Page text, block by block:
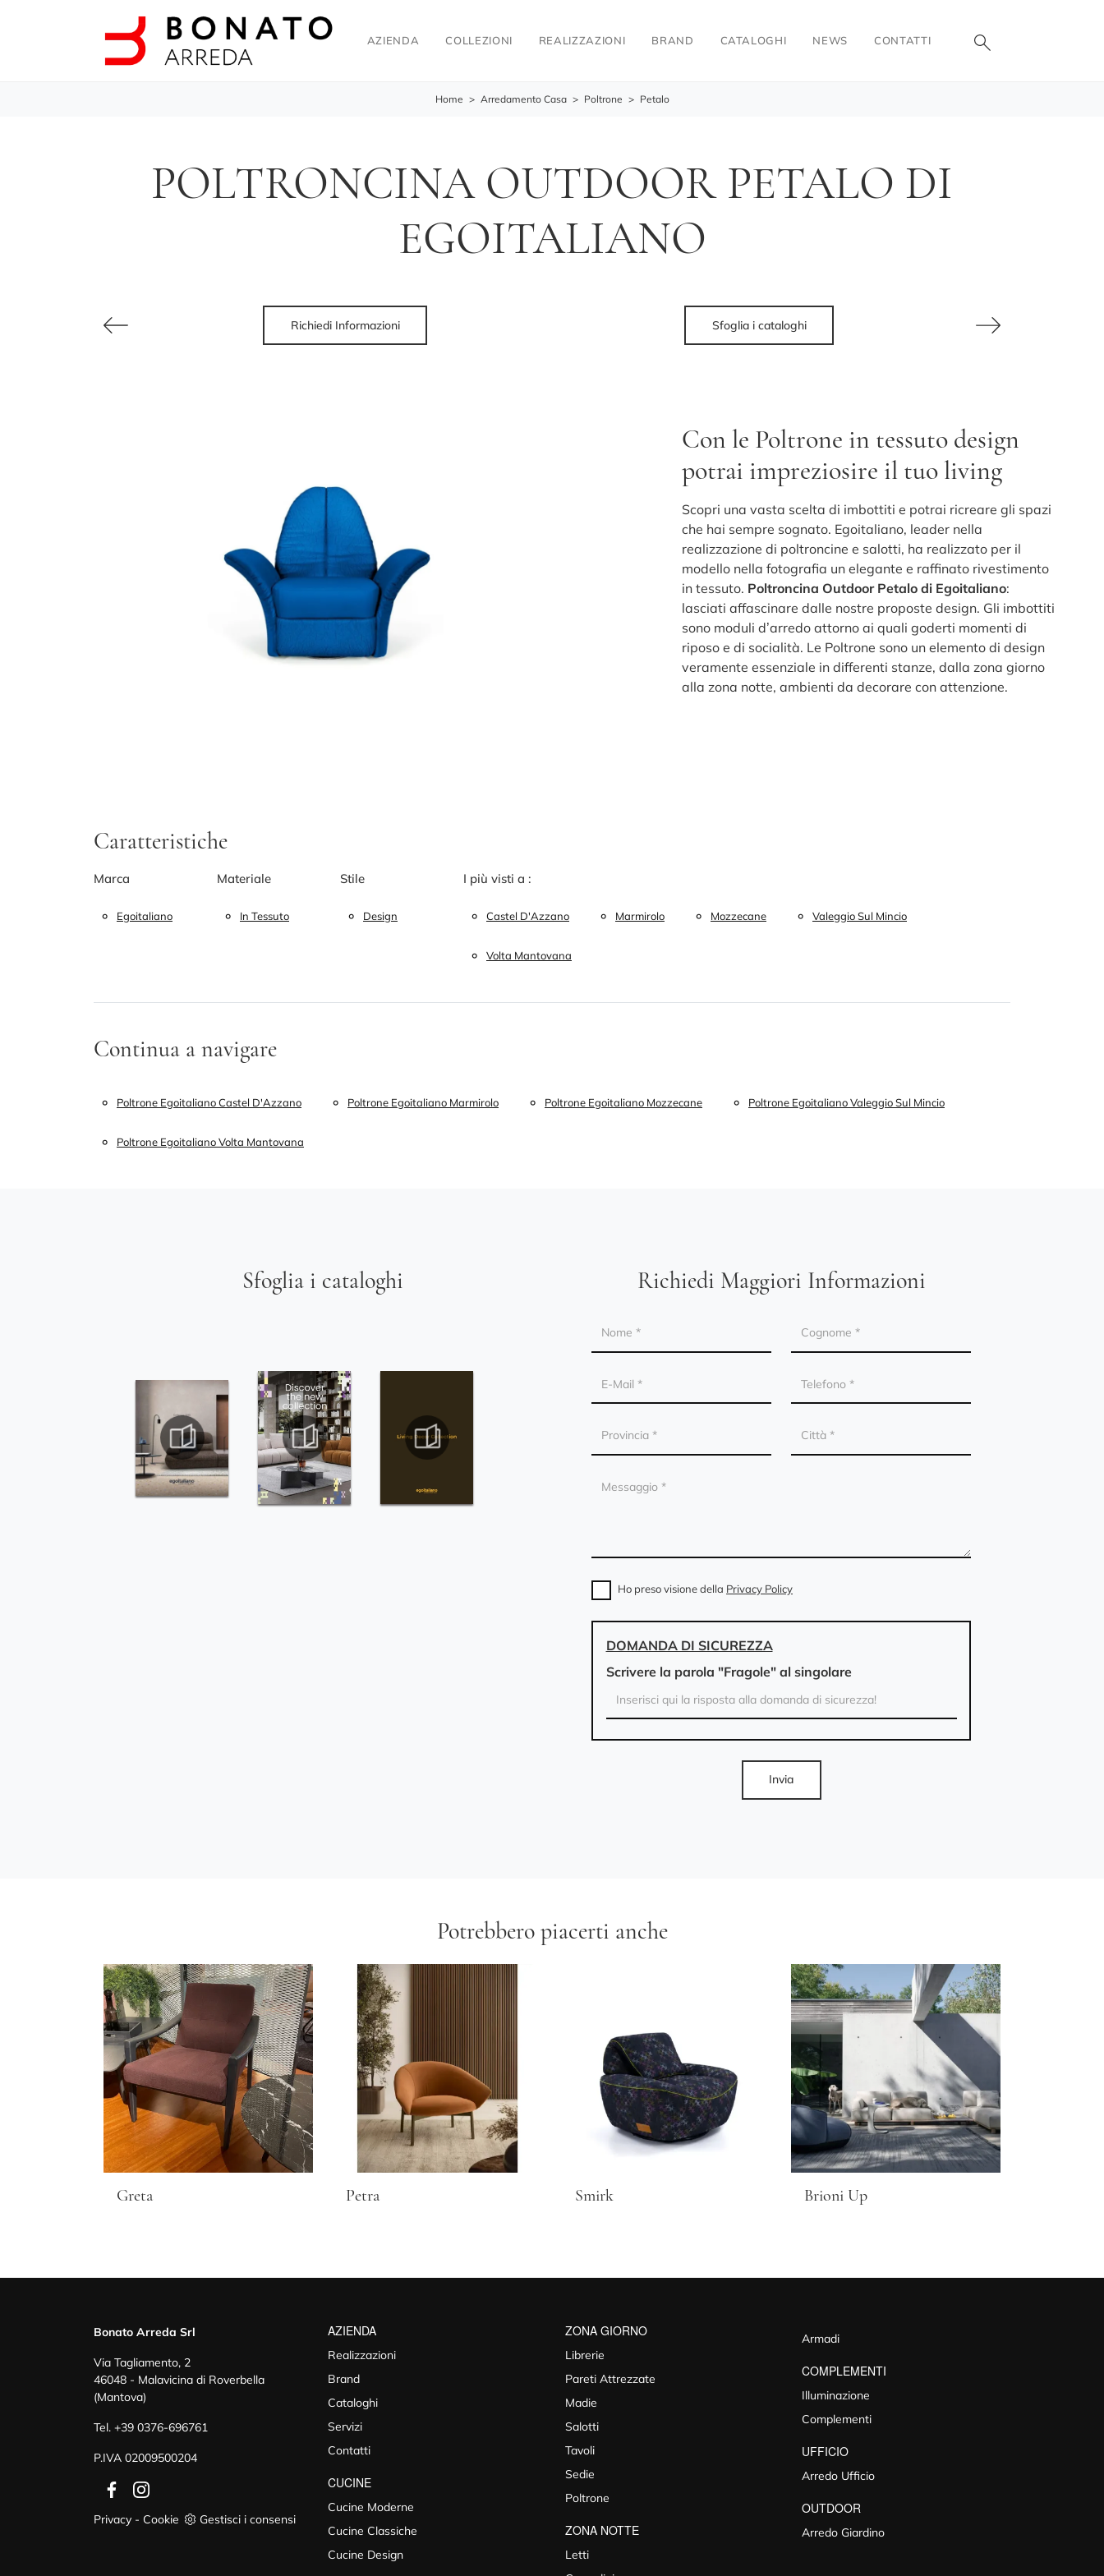
AZIENDA COLLEZIONI REALIZZAZIONI BRAND CATALOGHI NEWS CONTATTI
Home > Arredamento Casa > Poltrone > Petalo
POLTRONCINA OUTDOOR PETALO DI
EGOITALIANO
Richiedi Informazioni Sfoglia i cataloghi
Con le Poltrone in tessuto design
potrai impreziosire il tuo living
Scopri una vasta scelta di imbottiti e potrai ricreare gli spazi
che hai sempre sognato. Egoitaliano, leader nella
realizzazione di poltroncine e salotti, ha realizzato per il
modello nella fotografia un elegante e raffinato rivestimento
in tessuto. Poltroncina Outdoor Petalo di Egoitaliano:
lasciati affascinare dalle nostre proposte design. Gli imbottiti
sono moduli d’arredo attorno ai quali goderti momenti di
riposo e di socialità. Le Poltrone sono un elemento di design
veramente essenziale in differenti stanze, dalla zona giorno
alla zona notte, ambienti da decorare con attenzione.
Caratteristiche
Marca
Egoitaliano
Materiale
In Tessuto
Stile
Design
I più visti a :
Castel D'Azzano Marmirolo Mozzecane Valeggio Sul Mincio
Volta Mantovana
Continua a navigare
Poltrone Egoitaliano Castel D'Azzano Poltrone Egoitaliano Marmirolo Poltrone Egoitaliano Mozzecane Poltrone Egoitaliano Valeggio Sul Mincio
Poltrone Egoitaliano Volta Mantovana
Sfoglia i cataloghi Richiedi Maggiori Informazioni
Ho preso visione della Privacy Policy
DOMANDA DI SICUREZZA
Scrivere la parola "Fragole" al singolare
Invia
Potrebbero piacerti anche
Greta Petra Smirk Brioni Up
Bonato Arreda Srl
Via Tagliamento, 2
46048 - Malavicina di Roverbella
(Mantova)
Tel. +39 0376-696761
P.IVA 02009500204
Privacy - Cookie Gestisci i consensi
AZIENDA
Realizzazioni
Brand
Cataloghi
Servizi
Contatti
CUCINE
Cucine Moderne
Cucine Classiche
Cucine Design
ZONA GIORNO
Librerie
Pareti Attrezzate
Madie
Salotti
Tavoli
Sedie
Poltrone
ZONA NOTTE
Letti
Armadi
COMPLEMENTI
Illuminazione
Complementi
UFFICIO
Arredo Ufficio
OUTDOOR
Arredo Giardino